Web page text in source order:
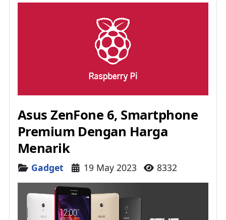
Asus ZenFone 6, Smartphone
Premium Dengan Harga
Menarik
Details
Gadget 19 May 2023 8332